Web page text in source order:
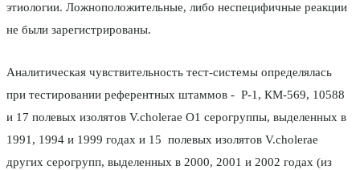
этиологии. Ложноположительные, либо неспецифичные реакции
не были зарегистрированы.
Аналитическая чувствительность тест-системы определялась
при тестировании референтных штаммов - Р-1, КМ-569, 10588
и 17 полевых изолятов V.cholerae O1 серогруппы, выделенных в
1991, 1994 и 1999 годах и 15 полевых изолятов V.cholerae
других серогрупп, выделенных в 2000, 2001 и 2002 годах (из